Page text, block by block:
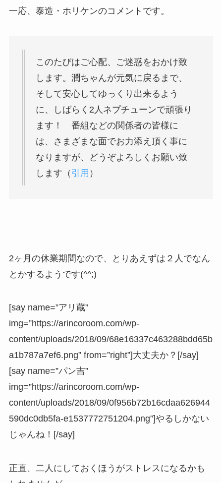
一応、泰造・ホリケンのコメントです。
このたびはご心配、ご迷惑をおかけ致
します。潤ちゃんが元気に戻るまで、
そして安心してゆっくり出来るよう
に、しばらく2人ネプチューンで頑張り
ます！ 番組などの関係者の皆様に
は、さまざまな面でお力添え頂く事に
なりますが、どうぞよろしくお願い致
します（ 引用 ）
2ヶ月の休業期間なので、とりあえずは２人でなん
とかするようです(^^;)
[say name=”アリ蔵”
img=”https://arincoroom.com/wp-
content/uploads/2018/09/68e16337c463288bdd65b
a1b787a7ef6.png” from=”right”]大丈夫か？[/say]
[say name=”パン吉”
img=”https://arincoroom.com/wp-
content/uploads/2018/09/0f956b72b16cdaa626944
590dc0db5fa-e1537772751204.png”]やるしかない
じゃんね！[/say]
正直、二人にしておくほうがストレスになるかも